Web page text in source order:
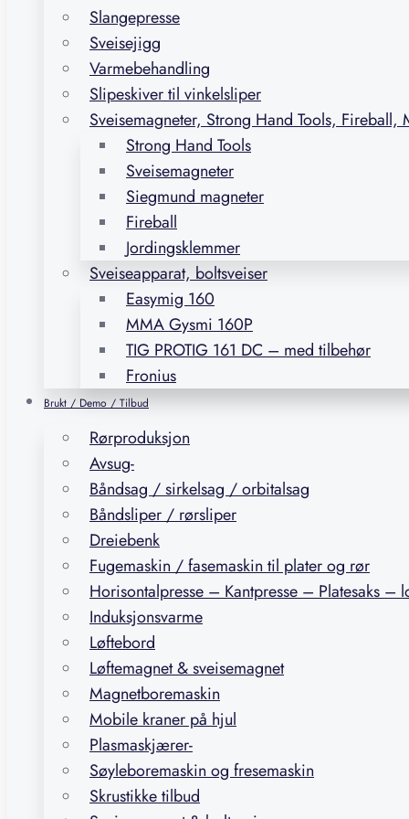
Slangepresse
Sveisejigg
Varmebehandling
Slipeskiver til vinkelsliper
Sveisemagneter, Strong Hand Tools, Fireball,
Strong Hand Tools
Sveisemagneter
Siegmund magneter
Fireball
Jordingsklemmer
Sveiseapparat, boltsveiser
Easymig 160
MMA Gysmi 160P
TIG PROTIG 161 DC – med tilbehør
Fronius
Brukt / Demo / Tilbud
Rørproduksjon
Avsug-
Båndsag / sirkelsag / orbitalsag
Båndsliper / rørsliper
Dreiebenk
Fugemaskin / fasemaskin til plater og rør
Horisontalpresse – Kantpresse – Platesaks –
Induksjonsvarme
Løftebord
Løftemagnet & sveisemagnet
Magnetboremaskin
Mobile kraner på hjul
Plasmaskjærer-
Søyleboremaskin og fresemaskin
Skrustikke tilbud